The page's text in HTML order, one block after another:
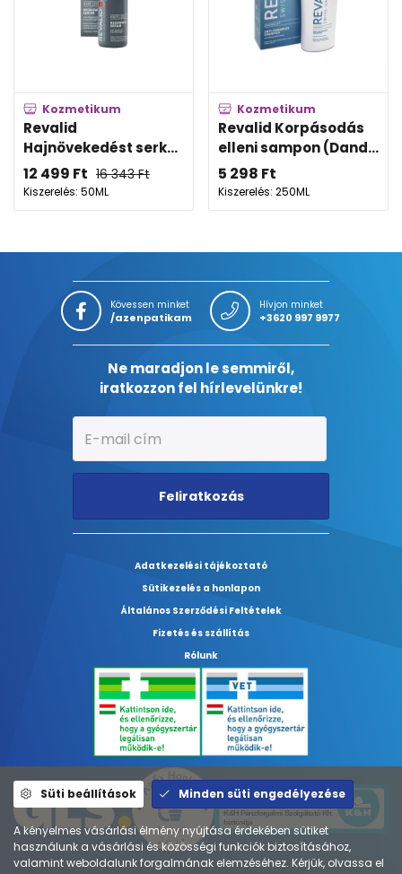
Kozmetikum
Revalid
Hajnövekedést serk...
12 499 Ft 16 343Ft
Kiszerelés: 50ML
Kozmetikum
Revalid Korpásodás
elleni sampon (Dand...
5 298 Ft
Kiszerelés: 250ML
Kövessen minket
/azenpatikam
Hívjon minket
+3620 997 9977
Ne maradjon le semmiről,
iratkozzon fel hírlevelünkre!
Feliratkozás
Adatkezelési tájékoztató
Sütikezelés a honlapon
Általános Szerződési Feltételek
Fizetés és szállítás
Rólunk
Süti beállítások Minden süti engedélyezése
A kényelmes vásárlási élmény nyújtása érdekében sütiket
használunk a vásárlási és közösségi funkciók biztosításához,
valamint weboldalunk forgalmának elemzéséhez. Kérjük, olvassa el